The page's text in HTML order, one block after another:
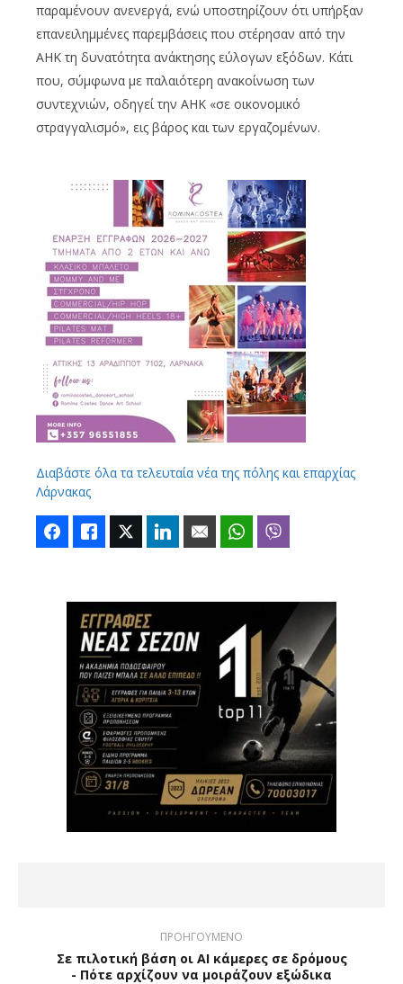
παραμένουν ανενεργά, ενώ υποστηρίζουν ότι υπήρξαν
επανειλημμένες παρεμβάσεις που στέρησαν από την
ΑΗΚ τη δυνατότητα ανάκτησης εύλογων εξόδων. Κάτι
που, σύμφωνα με παλαιότερη ανακοίνωση των
συντεχνιών, οδηγεί την ΑΗΚ «σε οικονομικό
στραγγαλισμό», εις βάρος και των εργαζομένων.
Διαβάστε όλα τα τελευταία νέα της πόλης και επαρχίας
Λάρνακας
FacebookLike Twitter LinkedIn Email WhatsApp
ΠΡΟΗΓΟΥΜΕΝΟ
Σε πιλοτική βάση οι AI κάμερες σε δρόμους
- Πότε αρχίζουν να μοιράζουν εξώδικα